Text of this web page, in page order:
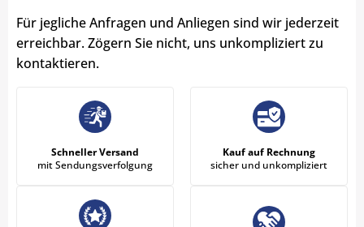
Für jegliche Anfragen und Anliegen sind wir jederzeit
erreichbar. Zögern Sie nicht, uns unkompliziert zu
kontaktieren.
Schneller Versand
mit Sendungsverfolgung
Kauf auf Rechnung
sicher und unkompliziert